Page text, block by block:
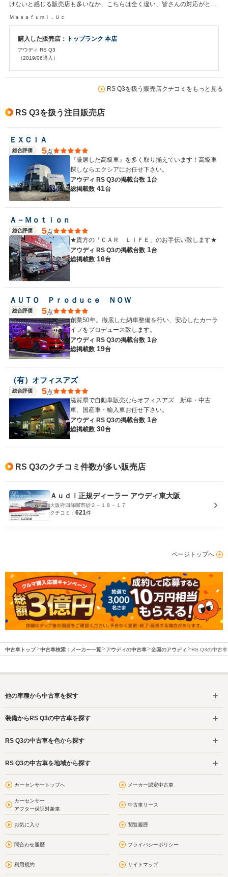
けないと感じる販売店も多いなか、こちらは全く違い、皆さんの対応がとて
も良かったです。長くお付き合いしていきたいと思いました。担当さん、こ
Ｍａｓａｆｕｍｉ．Ｕｃ
購入した販売店： トップランク 本店
アウディ RS Q3
（2019/06購入）
RS Q3を扱う販売店クチコミをもっと見る
RS Q3を扱う注目販売店
ＥＸＣＩＡ
総合評価 5点
『厳選した高級車』を多く取り揃えています！高級車
探しならエクシアにお任せ下さい。
アウディ RS Q3の掲載台数 1台
総掲載数 41台
Ａ－Ｍｏｔｉｏｎ
総合評価 5点
★貴方の「ＣＡＲ ＬＩＦＥ」のお手伝い致します★
アウディ RS Q3の掲載台数 1台
総掲載数 16台
ＡＵＴＯ Ｐｒｏｄｕｃｅ ＮＯＷ
総合評価 5点
創業50年。徹底した納車整備を行い、安心したカーラ
イフをプロデュース致します。
アウディ RS Q3の掲載台数 1台
総掲載数 19台
（有）オフィスアズ
総合評価 5点
滋賀県で自動車販売ならオフィスアズ 新車・中古
車、国産車・輸入車お任せ下さい。
アウディ RS Q3の掲載台数 1台
総掲載数 30台
RS Q3のクチコミ件数が多い販売店
Ａｕｄｉ正規ディーラー アウディ東大阪
大阪府四條畷市砂２－１８－１７
クチコミ： 621件
ページトップへ
中古車トップ 中古車検索：メーカー一覧 アウディの中古車 全国のアウディ RS Q3の中古車
他の車種から中古車を探す
装備からRS Q3の中古車を探す
RS Q3の中古車を色から探す
RS Q3の中古車を地域から探す
カーセンサートップへ メーカー認定中古車
カーセンサー
アフター保証対象車
中古車リース
お気に入り 閲覧履歴
問合わせ履歴 プライバシーポリシー
利用規約 サイトマップ